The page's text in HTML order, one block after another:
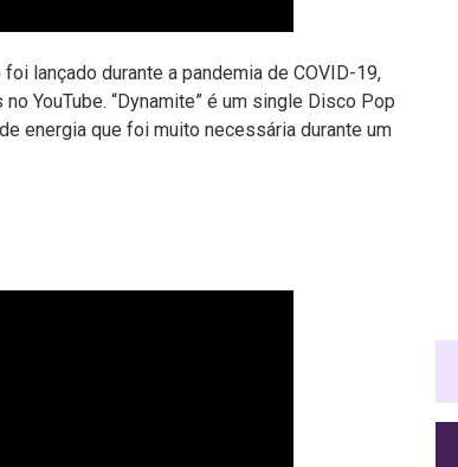
lançado durante a pandemia de COVID-19,
YouTube. “Dynamite” é um single Disco Pop
energia que foi muito necessária durante um